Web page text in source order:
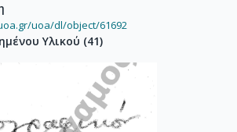
uoa/dl/object/61692
Υλικού (41)